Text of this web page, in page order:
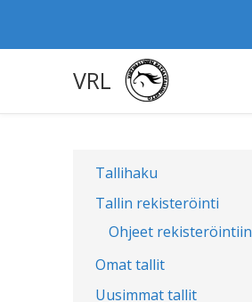
VRL
Tallihaku
Tallin rekisteröinti
Ohjeet rekisteröintiin
Omat tallit
Uusimmat tallit